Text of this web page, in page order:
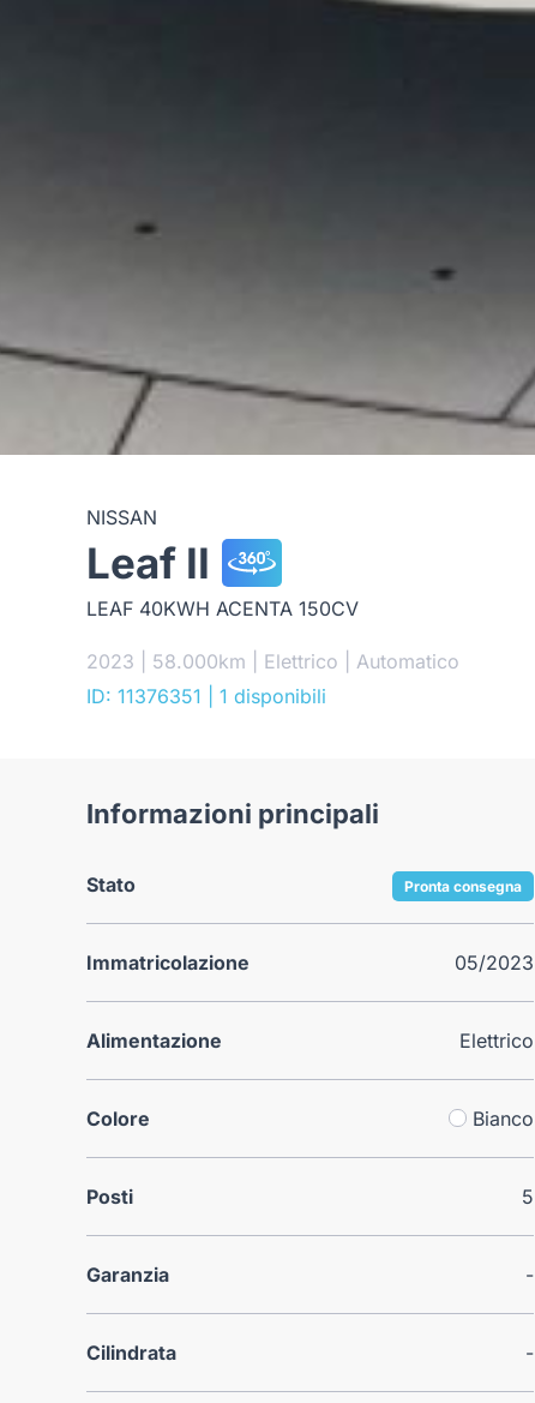
NISSAN
Leaf II
LEAF 40KWH ACENTA 150CV
2023 | 58.000km | Elettrico | Automatico
ID: 11376351
| 1 disponibili
Informazioni principali
Stato Pronta consegna
Immatricolazione 05/2023
Alimentazione Elettrico
Colore Bianco
Posti 5
Garanzia -
Cilindrata -